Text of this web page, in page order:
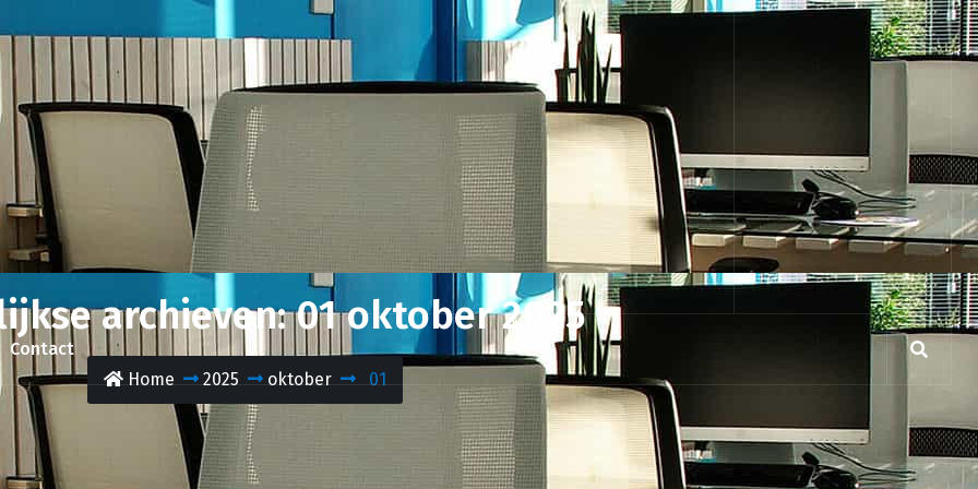
Contact
archieven: 01 oktober 2025
Home 2025 oktober 01